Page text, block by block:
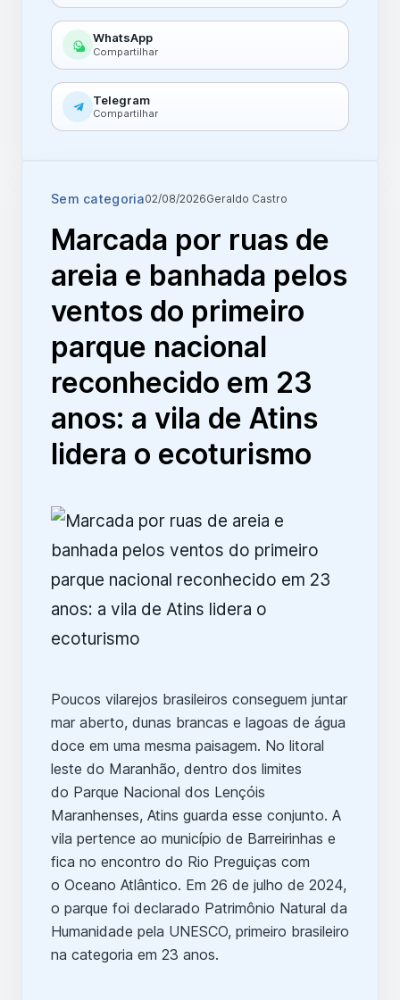
WhatsApp
Compartilhar
Telegram
Compartilhar
Sem categoria02/08/2026Geraldo Castro
Marcada por ruas de
areia e banhada pelos
ventos do primeiro
parque nacional
reconhecido em 23
anos: a vila de Atins
lidera o ecoturismo
Poucos vilarejos brasileiros conseguem juntar
mar aberto, dunas brancas e lagoas de água
doce em uma mesma paisagem. No litoral
leste do Maranhão, dentro dos limites
do Parque Nacional dos Lençóis
Maranhenses, Atins guarda esse conjunto. A
vila pertence ao município de Barreirinhas e
fica no encontro do Rio Preguiças com
o Oceano Atlântico. Em 26 de julho de 2024,
o parque foi declarado Patrimônio Natural da
Humanidade pela UNESCO, primeiro brasileiro
na categoria em 23 anos.